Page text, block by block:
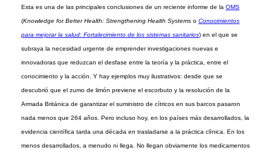
Esta es una de las principales conclusiones de un reciente informe de la OMS
(Knowledge for Better Health: Strengthening Health Systemso Conocimientos
para mejorar la salud: Fortalecimiento de los sistemas sanitarios) en el que se
subraya la necesidad urgente de emprender investigaciones nuevas e
innovadoras que reduzcan el desfase entre la teoría y la práctica, entre el
conocimiento y la acción. Y hay ejemplos muy ilustrativos: desde que se
descubrió que el zumo de limón previene el escorbuto y la resolución de la
Armada Británica de garantizar el suministro de cítricos en sus barcos pasaron
nada menos que 264 años. Pero incluso hoy, en los países más desarrollados, la
evidencia científica tarda una década en trasladarse a la práctica clínica. En los
menos desarrollados, a menudo ni llega. No llegan obviamente los medicamentos